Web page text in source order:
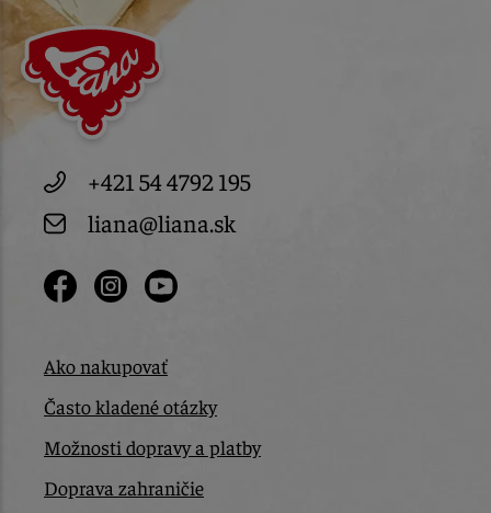
+421 54 4792 195
liana@liana.sk
Ako nakupovať
Často kladené otázky
Možnosti dopravy a platby
Doprava zahraničie